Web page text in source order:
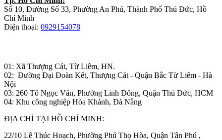
Số 10, Đường Số 33, Phường An Phú, Thành Phố Thủ Đức, Hồ
Chí Minh
Điện thoại: 0929154078
01: Xã Thượng Cát, Từ Liêm, HN.
02: Đường Đại Đoàn Kết, Thượng Cát - Quận Bắc Từ Liêm - Hà
Nội
03: 260 Tô Ngọc Vân, Phường Linh Đông, Quận Thủ Đức, HCM
04: Khu công nghiệp Hòa Khánh, Đà Nẵng
ĐỊA CHỈ TẠI HỒ CHÍ MINH:
22/10 Lê Thúc Hoạch, Phường Phú Thọ Hòa, Quận Tân Phú ,